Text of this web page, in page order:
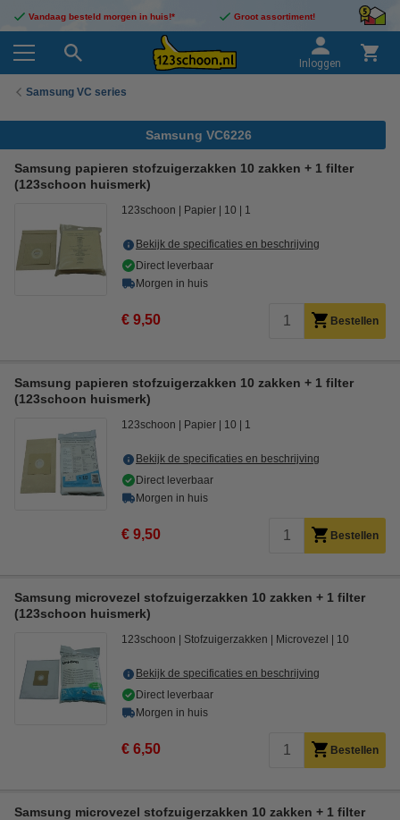
Vandaag besteld morgen in huis!* Groot assortiment!
Inloggen
Samsung VC series
Samsung VC6226
Samsung papieren stofzuigerzakken 10 zakken + 1 filter
(123schoon huismerk)
123schoon Papier 10 1
Bekijk de specificaties en beschrijving
Direct leverbaar
Morgen in huis
€ 9,50 Bestellen
Samsung papieren stofzuigerzakken 10 zakken + 1 filter
(123schoon huismerk)
123schoon Papier 10 1
Bekijk de specificaties en beschrijving
Direct leverbaar
Morgen in huis
€ 9,50 Bestellen
Samsung microvezel stofzuigerzakken 10 zakken + 1 filter
(123schoon huismerk)
123schoon Stofzuigerzakken Microvezel 10
Bekijk de specificaties en beschrijving
Direct leverbaar
Morgen in huis
€ 6,50 Bestellen
Samsung microvezel stofzuigerzakken 10 zakken + 1 filter